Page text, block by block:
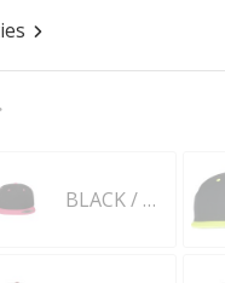
BLACK / NEON PINK